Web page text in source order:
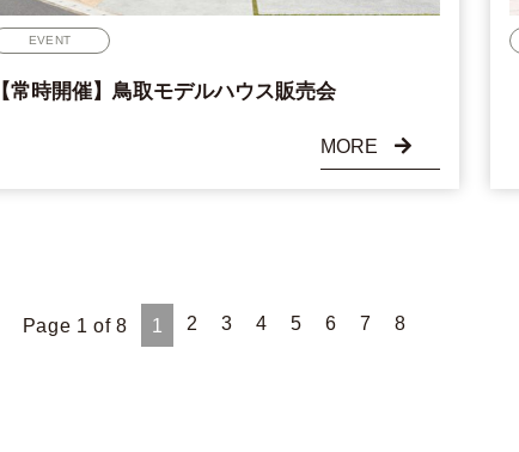
EVENT
【常時開催】鳥取モデルハウス販売会
MORE
Page 1 of 8 1 2 3 4 5 6 7 8